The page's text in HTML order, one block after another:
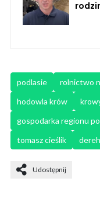
podlasie rolnictwo
hodowla krów
gospodarka regionu
tomasz cieślik
Udostępnij